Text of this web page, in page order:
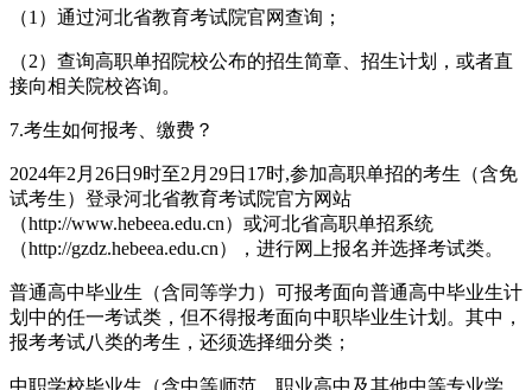
（1）通过河北省教育考试院官网查询；
（2）查询高职单招院校公布的招生简章、招生计划，或者直
接向相关院校咨询。
7.考生如何报考、缴费？
2024年2月26日9时至2月29日17时,参加高职单招的考生（含免
试考生）登录河北省教育考试院官方网站
（http://www.hebeea.edu.cn）或河北省高职单招系统
（http://gzdz.hebeea.edu.cn），进行网上报名并选择考试类。
普通高中毕业生（含同等学力）可报考面向普通高中毕业生计
划中的任一考试类，但不得报考面向中职毕业生计划。其中，
报考考试八类的考生，还须选择细分类；